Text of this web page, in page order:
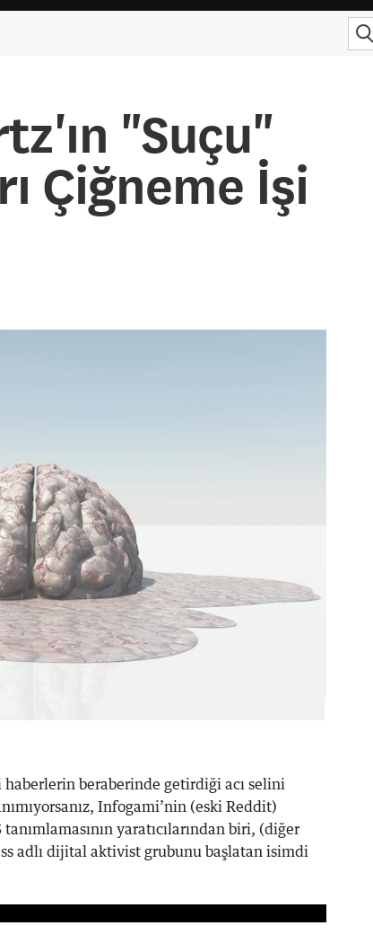
"Suçu"
Çiğneme İşi
beraberinde getirdiği acı selini
Infogami’nin (eski Reddit)
yaratıcılarından biri, (diğer
adlı dijital aktivist grubunu başlatan isimdi